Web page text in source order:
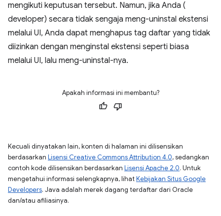
mengikuti keputusan tersebut. Namun, jika Anda (
developer) secara tidak sengaja meng-uninstal ekstensi
melalui UI, Anda dapat menghapus tag daftar yang tidak
diizinkan dengan menginstal ekstensi seperti biasa
melalui UI, lalu meng-uninstal-nya.
Apakah informasi ini membantu?
Kecuali dinyatakan lain, konten di halaman ini dilisensikan
berdasarkan Lisensi Creative Commons Attribution 4.0, sedangkan
contoh kode dilisensikan berdasarkan Lisensi Apache 2.0. Untuk
mengetahui informasi selengkapnya, lihatKebijakan Situs Google
Developers. Java adalah merek dagang terdaftar dari Oracle
dan/atau afiliasinya.